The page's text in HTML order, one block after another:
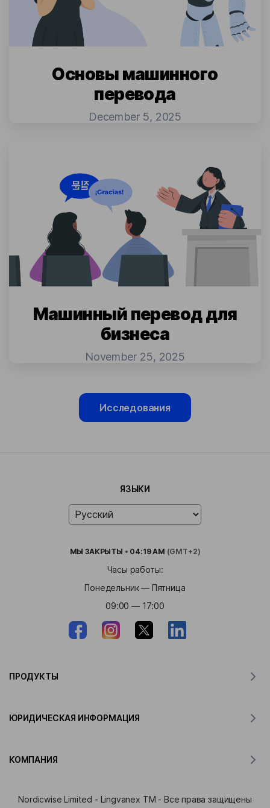
Основы машинного
перевода
December 5, 2025
Машинный перевод для
бизнеса
November 25, 2025
Исследования
ЯЗЫКИ
МЫЗАКРЫТЫ • 04:19 AM (GMT+2)
Часы работы:
Понедельник — Пятница
09:00 — 17:00
ПРОДУКТЫ
Переводчик для Windows
Переводчик для Edge
ЮРИДИЧЕСКАЯ ИНФОРМАЦИЯ
Форма заявки на участие в Партнёрской программе
КОМПАНИЯ
Пресс-кит
Nordicwise Limited - Lingvanex TM - Все права защищены